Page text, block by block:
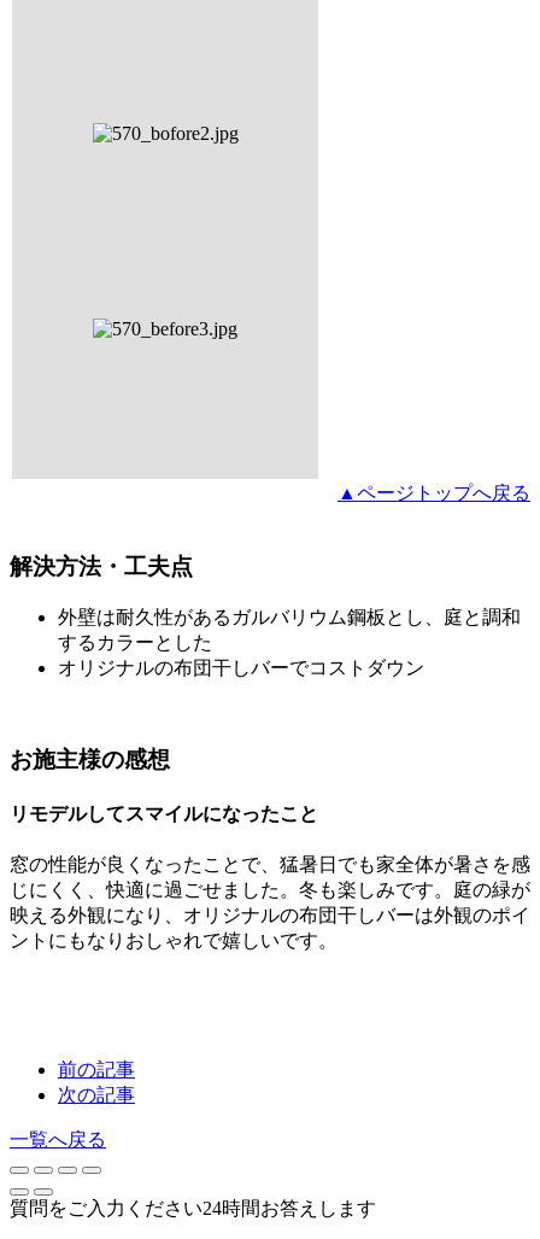
▲ページトップへ戻る
解決方法・工夫点
外壁は耐久性があるガルバリウム鋼板とし、庭と調和
するカラーとした
オリジナルの布団干しバーでコストダウン
お施主様の感想
リモデルしてスマイルになったこと
窓の性能が良くなったことで、猛暑日でも家全体が暑さを感
じにくく、快適に過ごせました。冬も楽しみです。庭の緑が
映える外観になり、オリジナルの布団干しバーは外観のポイ
ントにもなりおしゃれで嬉しいです。
前の記事
次の記事
一覧へ戻る
質問をご入力ください24時間お答えします